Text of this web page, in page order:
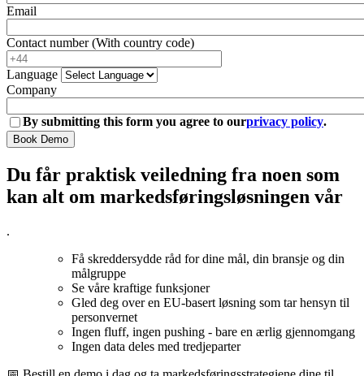
Email
Contact number (With country code)
Language
Company
By submitting this form you agree to ourprivacy policy.
Du får praktisk veiledning fra noen som
kan alt om markedsføringsløsningen vår
.
Få skreddersydde råd for dine mål, din bransje og din
målgruppe
Se våre kraftige funksjoner
Gled deg over en EU-basert løsning som tar hensyn til
personvernet
Ingen fluff, ingen pushing - bare en ærlig gjennomgang
Ingen data deles med tredjeparter